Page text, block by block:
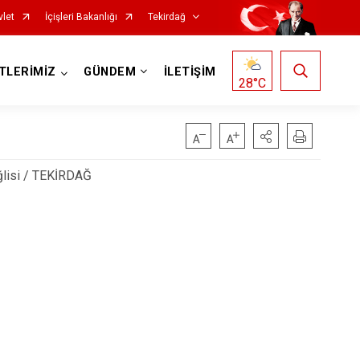
İçişleri Bakanlığı Tekirdağ
GÜNDEM İLETİŞİM
28°C
/ TEKİRDAĞ